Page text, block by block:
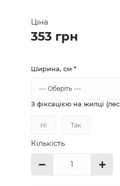
Ціна
353 грн
Ширина, см *
З фіксацією на жилці
Ні Так
Кількість